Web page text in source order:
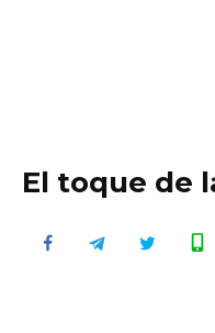
El toque de